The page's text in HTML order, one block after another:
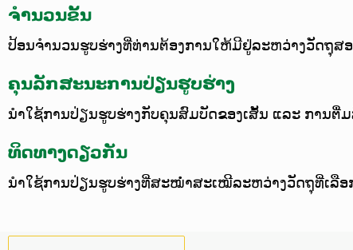
ຈຳນວນຂັ້ນ
ປ້ອນຈຳນວນຮູບຮ່າງທີ່ທ່ານຕ້ອງການໃຫ້ມີຢູ່ລະຫວ່າງວັດຖຸສ
ຄຸນລັກສະນະການປ່ຽນຮູບຮ່າງ
ນຳໃຊ້ການປ່ຽນຮູບຮ່າງກັບຄຸນສົມບັດຂອງເສັ້ນ ແລະ ການຕື່
ທິດທາງດຽວກັນ
ນຳໃຊ້ການປ່ຽນຮູບຮ່າງທີ່ສະໝ່ຳສະເໝີລະຫວ່າງວັດຖຸທີ່ເລືອ